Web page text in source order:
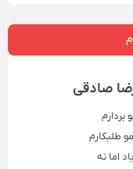
صادقی
بردارم
طلبكارم
اما نه